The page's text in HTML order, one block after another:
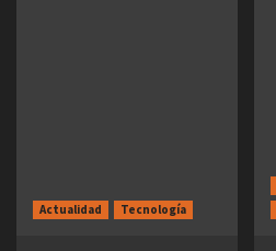
Actualidad Tecnología